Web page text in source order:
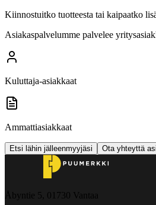
Kiinnostuitko tuotteesta tai kaipaatko
Asiakaspalvelumme palvelee
Kuluttaja-asiakkaat
Ammattiasiakkaat
Etsi lähin jälleenmyyjäsi Ota yhteyttä
Åbyntie 5, 01730 Vantaa